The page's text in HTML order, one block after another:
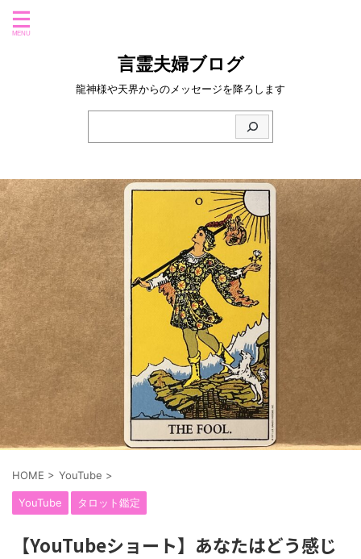
言霊夫婦ブログ
龍神様や天界からのメッセージを降ろします
HOME > YouTube >
YouTube タロット鑑定
【YouTubeショート】あなたはどう感じ